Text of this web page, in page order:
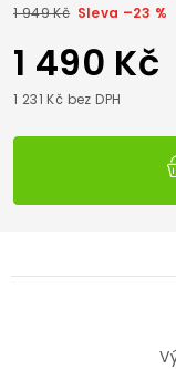
1 949 Kč –23 %
1 490 Kč
1 231 Kč bez DPH